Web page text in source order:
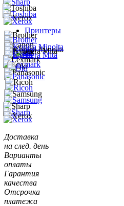
Принтеры
Доставка
на след. день
Варианты
оплаты
Гарантия
качества
Отсрочка
платежа